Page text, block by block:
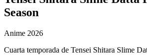
Season
Anime 2026
Cuarta temporada de Tensei Shitara Slime